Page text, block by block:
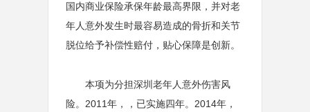
国内商业保险承保年龄最高界限，并对老
年人意外发生时最容易造成的骨折和关节
脱位给予补偿性赔付，贴心保障是创新。
本项为分担深圳老年人意外伤害风
险。2011年，，已实施四年。2014年，